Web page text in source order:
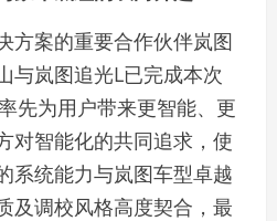
方案的重要合作伙伴岚图
与岚图追光L已完成本次
先为用户带来更智能、更
对智能化的共同追求，使
系统能力与岚图车型卓越
及调校风格高度契合，最